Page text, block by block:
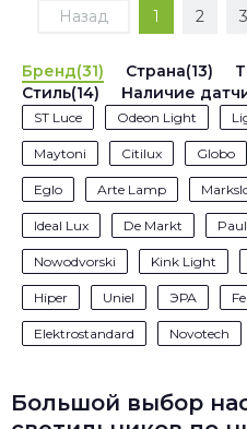
Назад 1 2 3
Бренд(31) Страна(13)
Стиль(14)
Наличие
ST Luce Odeon Light
Maytoni Citilux Globo
Eglo Arte Lamp
Ideal Lux De Markt
Nowodvorski Kink Light
Hiper Uniel ЭРА
Elektrostandard Novotech
Большой выбор